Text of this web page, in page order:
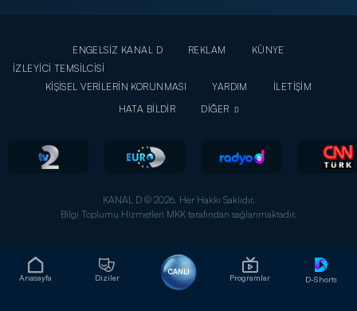
Anasayfa Diziler
CANLI
Programlar D-Shorts
ENGELSİZ KANAL D REKLAM
KÜNYE
İZLEYİCİ TEMSİLCİSİ
KİŞİSEL VERİLERİN KORUNMASI
YARDIM
İLETİŞİM
HATA BİLDİR
DİĞER
KANAL D © 2026. Her Hakkı Saklıdır.
Bilgi Toplumu Hizmetleri MKK tarafından sağlanmaktadır.